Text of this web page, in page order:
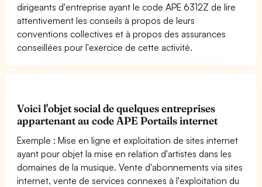
dirigeants d'entreprise ayant le code APE 6312Z de lire
attentivement les conseils à propos de leurs
conventions collectives et à propos des assurances
conseillées pour l'exercice de cette activité.
Voici l'objet social de quelques entreprises
appartenant au code APE Portails internet
Exemple : Mise en ligne et exploitation de sites internet
ayant pour objet la mise en relation d'artistes dans les
domaines de la musique. Vente d'abonnements via sites
internet, vente de services connexes à l'exploitation du